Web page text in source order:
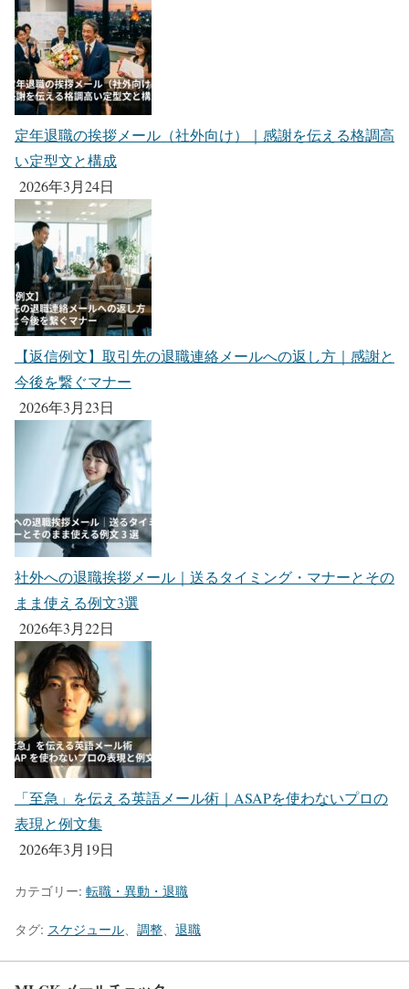
定年退職の挨拶メール（社外向け）｜感謝を伝える格調高
い定型文と構成
2026年3月24日
【返信例文】取引先の退職連絡メールへの返し方｜感謝と
今後を繋ぐマナー
2026年3月23日
社外への退職挨拶メール｜送るタイミング・マナーとその
まま使える例文3選
2026年3月22日
「至急」を伝える英語メール術｜ASAPを使わないプロの
表現と例文集
2026年3月19日
カテゴリー: 転職・異動・退職
タグ: スケジュール 調整 退職